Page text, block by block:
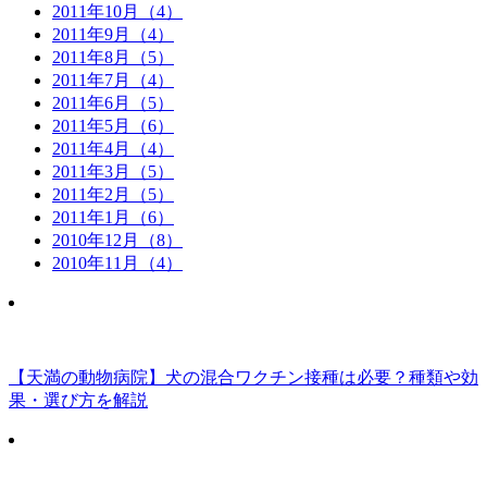
2011年10月（4）
2011年9月（4）
2011年8月（5）
2011年7月（4）
2011年6月（5）
2011年5月（6）
2011年4月（4）
2011年3月（5）
2011年2月（5）
2011年1月（6）
2010年12月（8）
2010年11月（4）
【天満の動物病院】犬の混合ワクチン接種は必要？種類や効
果・選び方を解説